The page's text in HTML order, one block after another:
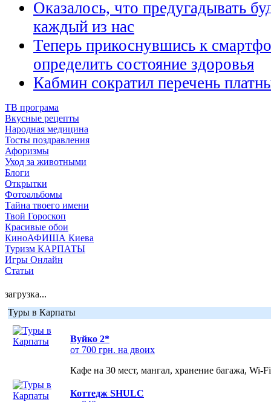
Оказалось, что предугадывать
каждый из нас
Теперь прикоснувшись к
определить состояние здоровья
Кабмин сократил перечень
ТВ програма
Вкусные рецепты
Народная медицина
Тосты поздравления
Афоризмы
Уход за животными
Блоги
Открытки
Фотоальбомы
Тайна твоего имени
Твой Гороскоп
Красивые обои
КиноАФИША Киева
Туризм КАРПАТЫ
Игры Онлайн
Статьи
загрузка...
Туры в Карпаты
Вуйко 2*
от 700 грн. на двоих
Кафе на 30 мест, мангал, хранение багажа, Wi-
Коттедж SHULC